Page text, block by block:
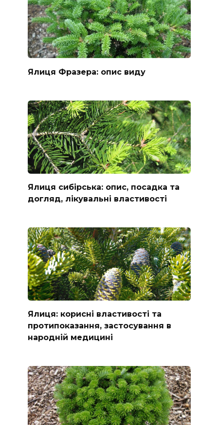
Ялиця Фразера: опис виду
Ялиця сибірська: опис, посадка та
догляд, лікувальні властивості
Ялиця: корисні властивості та
протипоказання, застосування в
народній медицині